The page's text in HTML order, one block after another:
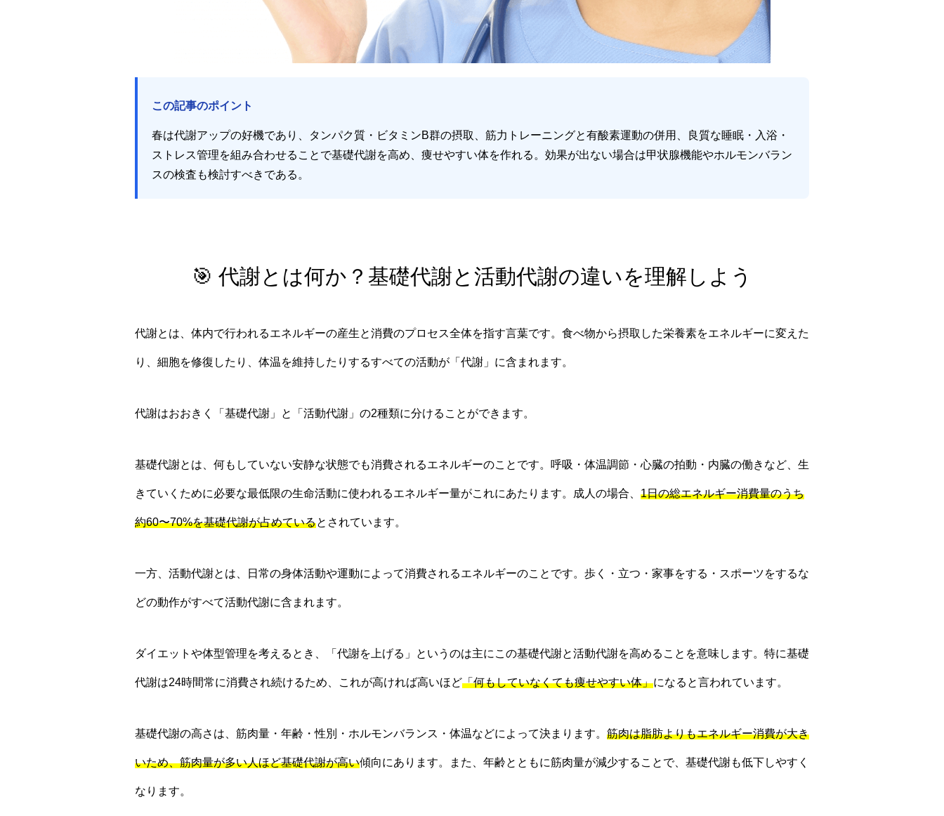
この記事のポイント
春は代謝アップの好機であり、タンパク質・ビタミンB群の摂取、筋力トレーニングと有酸素運動の併用、良質な睡眠・入浴・
ストレス管理を組み合わせることで基礎代謝を高め、痩せやすい体を作れる。効果が出ない場合は甲状腺機能やホルモンバラン
スの検査も検討すべきである。
🎯 代謝とは何か？基礎代謝と活動代謝の違いを理解しよう
代謝とは、体内で行われるエネルギーの産生と消費のプロセス全体を指す言葉です。食べ物から摂取した栄養素をエネルギーに変えた
り、細胞を修復したり、体温を維持したりするすべての活動が「代謝」に含まれます。
代謝はおおきく「基礎代謝」と「活動代謝」の2種類に分けることができます。
基礎代謝とは、何もしていない安静な状態でも消費されるエネルギーのことです。呼吸・体温調節・心臓の拍動・内臓の働きなど、生
きていくために必要な最低限の生命活動に使われるエネルギー量がこれにあたります。成人の場合、 1日の総エネルギー消費量のうち
約60〜70%を基礎代謝が占めているとされています。
一方、活動代謝とは、日常の身体活動や運動によって消費されるエネルギーのことです。歩く・立つ・家事をする・スポーツをするな
どの動作がすべて活動代謝に含まれます。
ダイエットや体型管理を考えるとき、「代謝を上げる」というのは主にこの基礎代謝と活動代謝を高めることを意味します。特に基礎
代謝は24時間常に消費され続けるため、これが高ければ高いほど「何もしていなくても痩せやすい体」になると言われています。
基礎代謝の高さは、筋肉量・年齢・性別・ホルモンバランス・体温などによって決まります。 筋肉は脂肪よりもエネルギー消費が大き
いため、筋肉量が多い人ほど基礎代謝が高い傾向にあります。また、年齢とともに筋肉量が減少することで、基礎代謝も低下しやすく
なります。